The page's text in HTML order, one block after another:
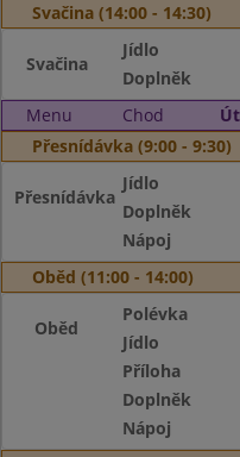
Svačina (14:00 - 14:30)
Svačina
Jídlo
Doplněk
Menu
Chod
Přesnídávka (9:00 - 9:30)
Přesnídávka
Jídlo
Doplněk
Nápoj
Oběd (11:00 - 14:00)
Oběd
Polévka
Jídlo
Příloha
Doplněk
Nápoj